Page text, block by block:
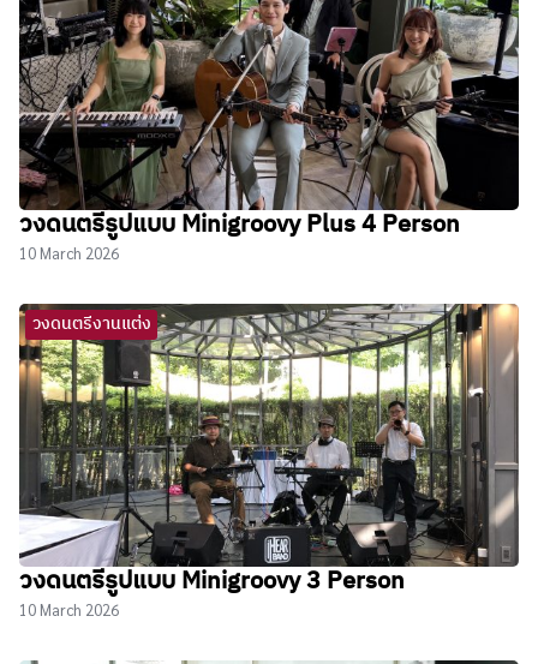
วงดนตรีรูปแบบ Minigroovy Plus 4 Person
10 March 2026
วงดนตรีงานแต่ง
วงดนตรีรูปแบบ Minigroovy 3 Person
10 March 2026